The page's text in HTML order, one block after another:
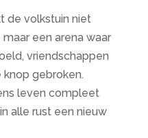
de volkstuin niet
een arena waar
vriendschappen
gebroken.
leven compleet
alle rust een nieuw